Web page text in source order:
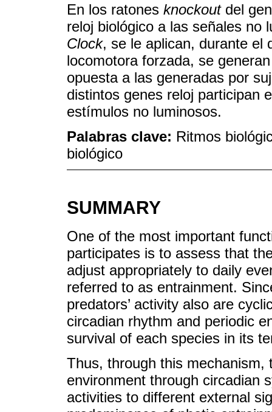
En los ratones knockoutdel
reloj biológico a las señales no
Clock, se le aplican, durante el
locomotora forzada, se
opuesta a las generadas por
distintos genes reloj participan
estímulos no luminosos.
Palabras clave: Ritmos
biológico
SUMMARY
One of the most important
participates is to assess that
adjust appropriately to daily
referred to as entrainment.
predators’ activity also are
circadian rhythm and periodic
survival of each species in its
Thus, through this mechanism,
environment through circadian
activities to different external